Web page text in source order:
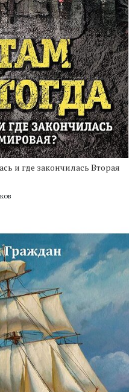
и где закончилась Вторая